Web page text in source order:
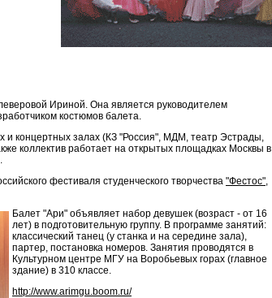
Ириной. Она является руководителем
костюмов балета.
и концертных залах (КЗ "Россия", МДМ, театр Эстрады,
коллектив работает на открытых площадках Москвы в
фестиваля студенческого творчества "Фестос",
Балет "Ари" объявляет набор девушек (возраст - от 16
лет) в подготовительную группу. В программе занятий:
классический танец (у станка и на середине зала),
партер, постановка номеров. Занятия проводятся в
Культурном центре МГУ на Воробьевых горах (главное
здание) в 310 классе.
http://www.arimgu.boom.ru/